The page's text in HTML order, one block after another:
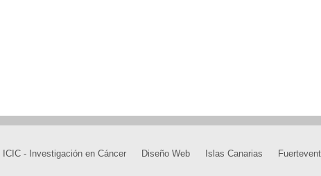
ICIC - Investigación en Cáncer Diseño Web Islas Canarias